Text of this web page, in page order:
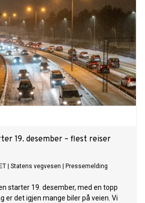
19. desember – flest reiser
Statens vegvesen Pressemelding
starter 19. desember, med en topp
er det igjen mange biler på veien. Vi